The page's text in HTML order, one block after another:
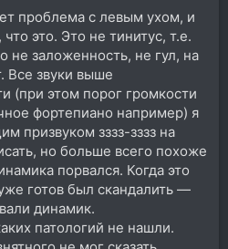
проблема с левым ухом, и
это. Это не тинитус, т.е.
не заложенность, не гул, на
Все звуки выше
(при этом порог громкости
фортепиано например) я
призвуком зззз-зззз на
но больше всего похоже
порвался. Когда это
готов был скандалить —
динамик.
патологий не нашли.